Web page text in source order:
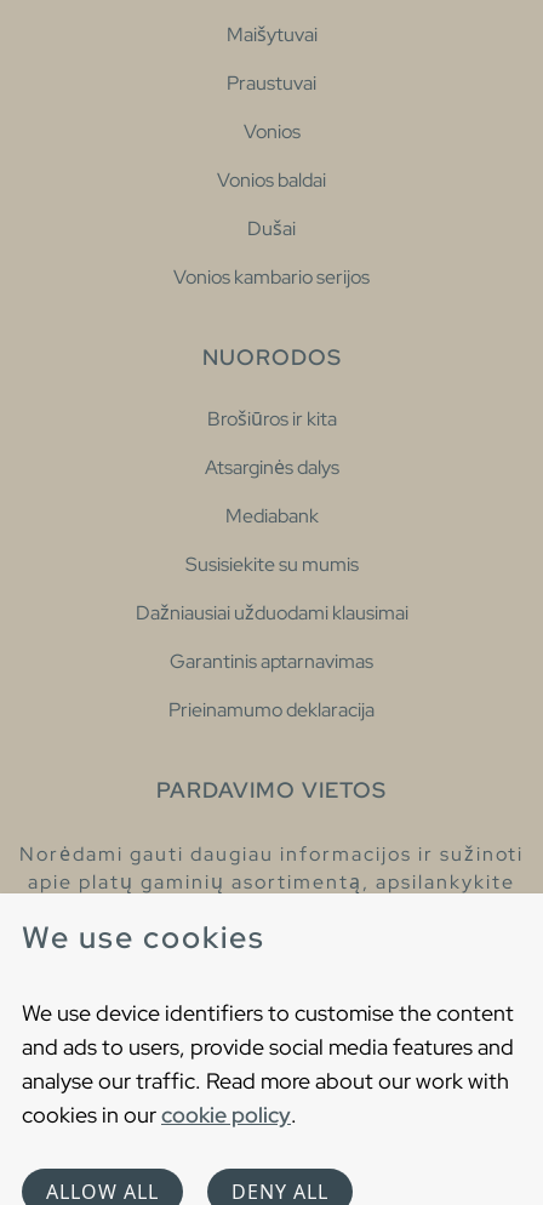
We use cookies
We use device identifiers to customise the content
and ads to users, provide social media features and
analyse our traffic. Read more about our work with
cookies in ourcookie policy.
ALLOW ALL DENY ALL
Maišytuvai
Praustuvai
Vonios
Vonios baldai
Dušai
Vonios kambario serijos
NUORODOS
Brošiūros ir kita
Atsarginės dalys
Mediabank
Susisiekite su mumis
Dažniausiai užduodami klausimai
Garantinis aptarnavimas
Prieinamumo deklaracija
PARDAVIMO VIETOS
Norėdami gauti daugiau informacijos ir sužinoti
apie platų gaminių asortimentą, apsilankykite
Cookies
Privatumo politika